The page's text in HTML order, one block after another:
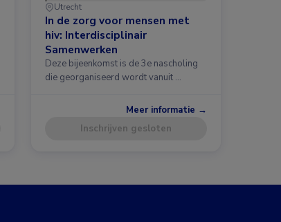
Utrecht
In de zorg voor mensen met
hiv: Interdisciplinair
Samenwerken
Deze bijeenkomst is de 3e nascholing
die georganiseerd wordt vanuit …
Meer informatie →
Inschrijven gesloten